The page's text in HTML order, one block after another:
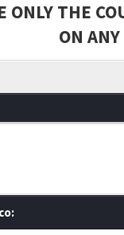
ONLY THE
ON